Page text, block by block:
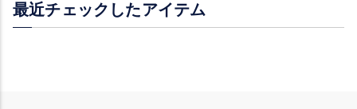
最近チェックしたアイテム